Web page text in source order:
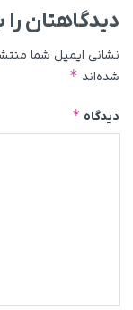
دیدگاهتان
نشانی ایمیل شما
شده‌اند *
دیدگاه *